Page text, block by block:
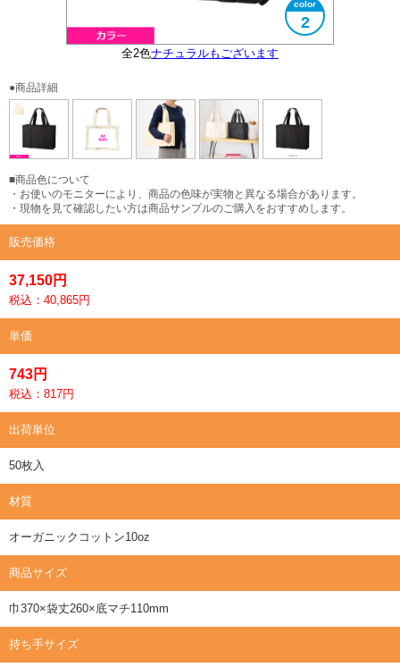
全2色ナチュラルもございます
2
A4サイズ対応
大きさイメージ
カラーは2色展開
●商品詳細
■商品色について
・お使いのモニターにより、商品の色味が実物と異なる場合があります。
・現物を見て確認したい方は商品サンプルのご購入をおすすめします。
販売価格
37,150円
税込：40,865円
単価
743円
税込：817円
出荷単位
50枚入
材質
オーガニックコットン10oz
商品サイズ
巾370×袋丈260×底マチ110mm
持ち手サイズ